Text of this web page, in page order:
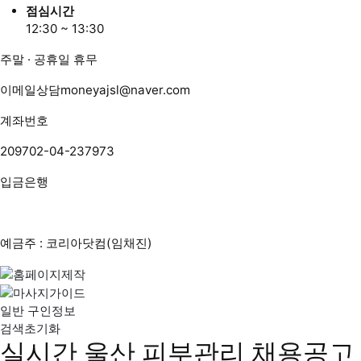
점심시간
12:30 ~ 13:30
주말 · 공휴일 휴무
이메일상담moneyajsl@naver.com
계좌번호
209702-04-237973
입금은행
예금주 : 코리아닷컴(임채진)
일반 구인정보
검색초기화
실시간 울산 피부관리 채용공고